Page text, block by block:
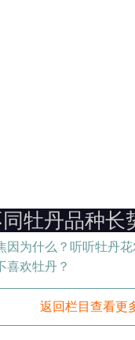
牡丹品种长
因为什么？听听牡丹
喜欢牡丹？
返回栏目查看更